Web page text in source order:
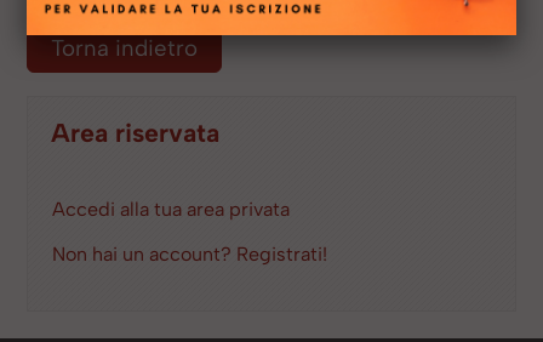
Torna indietro
Area riservata
Accedi alla tua area privata
Non hai un account? Registrati!